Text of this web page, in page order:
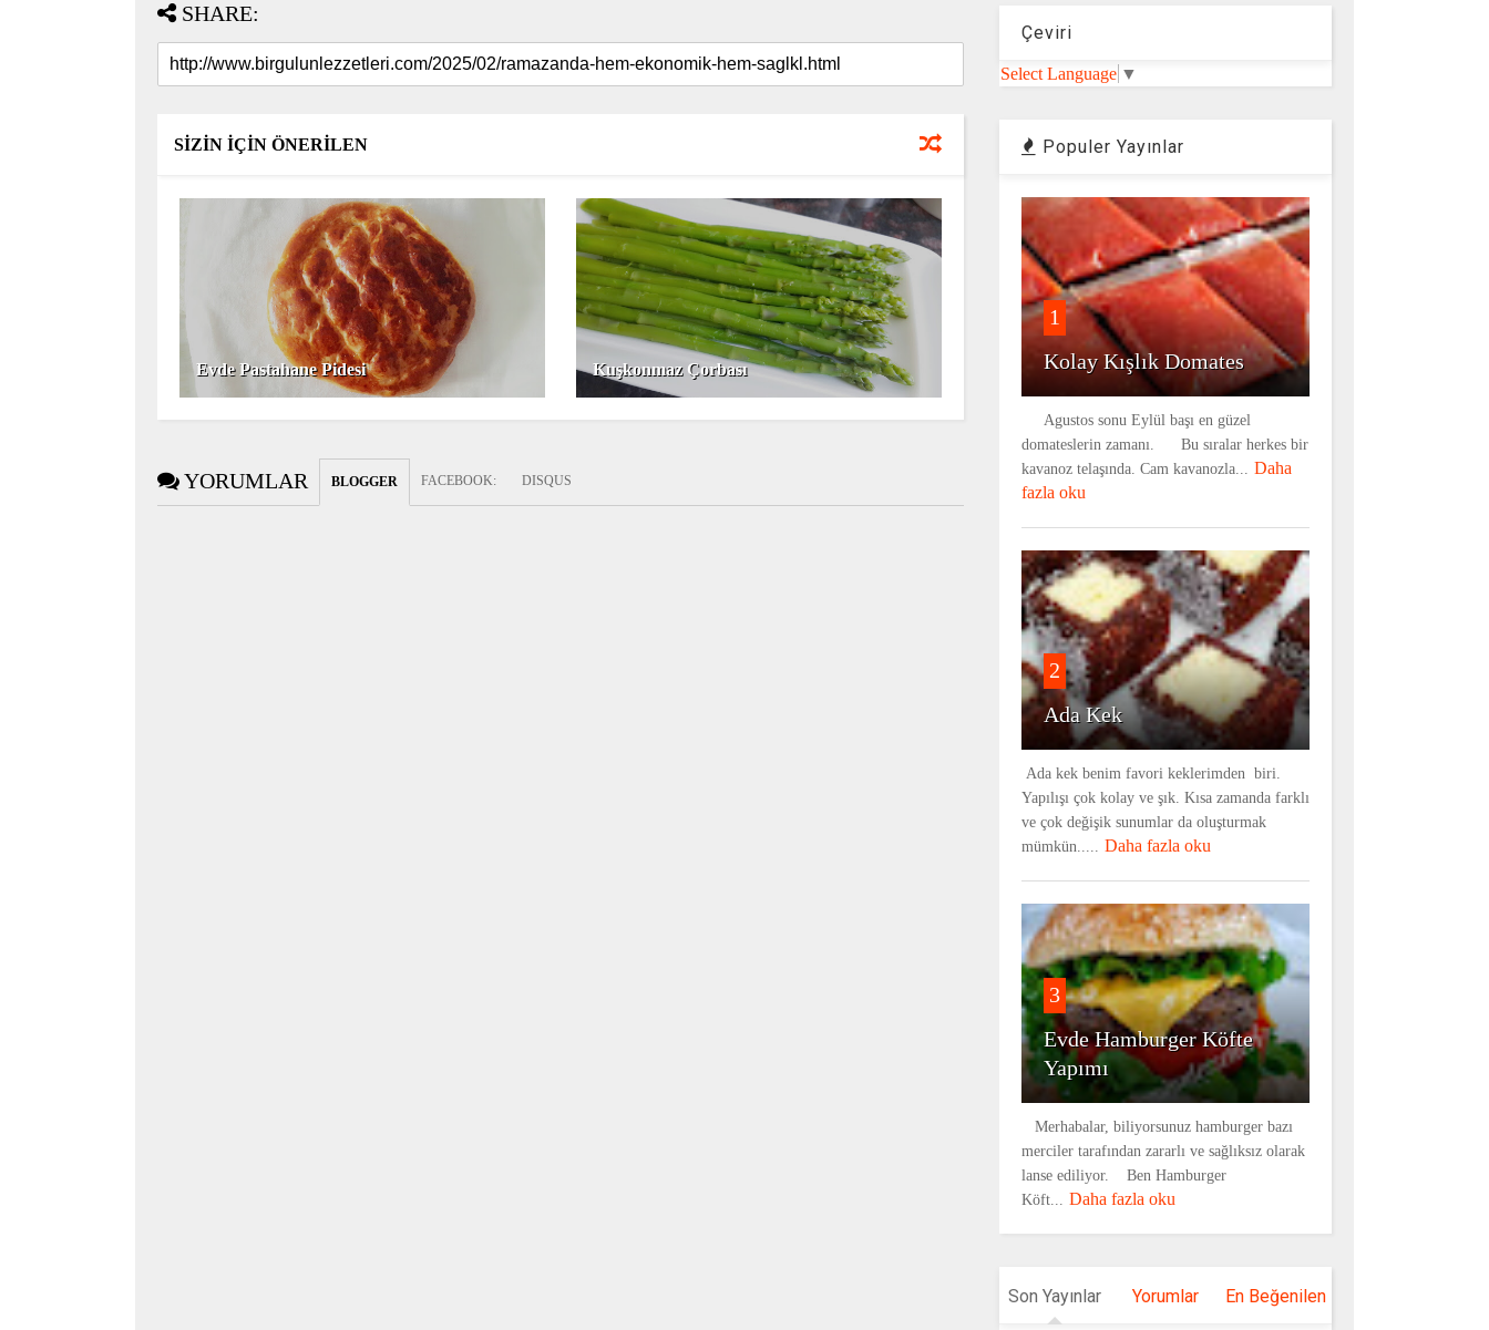
SHARE:
SİZİN İÇİN ÖNERİLEN
Evde Pastahane Pidesi Kuşkonmaz Çorbası
YORUMLAR BLOGGER FACEBOOK: DISQUS
Çeviri
Select Language ▼
Populer Yayınlar
1
Kolay Kışlık Domates
Agustos sonu Eylül başı en güzel
domateslerin zamanı. Bu sıralar herkes bir
kavanoz telaşında. Cam kavanozla... Daha
fazla oku
2
Ada Kek
Ada kek benim favori keklerimden biri.
Yapılışı çok kolay ve şık. Kısa zamanda farklı
ve çok değişik sunumlar da oluşturmak
mümkün..... Daha fazla oku
3
Evde Hamburger Köfte
Yapımı
Merhabalar, biliyorsunuz hamburger bazı
merciler tarafından zararlı ve sağlıksız olarak
lanse ediliyor. Ben Hamburger
Köft... Daha fazla oku
Son Yayınlar Yorumlar En Beğenilen